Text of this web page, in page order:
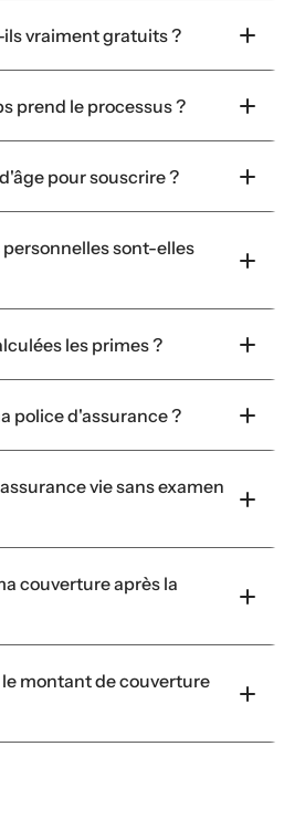
vraiment gratuits ?
prend le processus ?
pour souscrire ?
sont-elles
les primes ?
police d'assurance ?
vie sans examen
couverture après la
montant de couverture